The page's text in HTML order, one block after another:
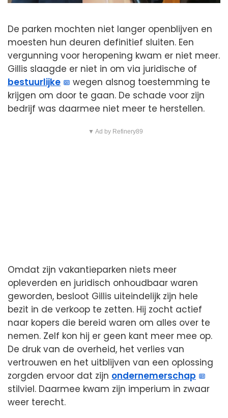
De parken mochten niet langer openblijven en
moesten hun deuren definitief sluiten. Een
vergunning voor heropening kwam er niet meer.
Gillis slaagde er niet in om via juridische of
bestuurlijke
wegen alsnog toestemming te
krijgen om door te gaan. De schade voor zijn
bedrijf was daarmee niet meer te herstellen.
▼ Ad by Refinery89
Omdat zijn vakantieparken niets meer
opleverden en juridisch onhoudbaar waren
geworden, besloot Gillis uiteindelijk zijn hele
bezit in de verkoop te zetten. Hij zocht actief
naar kopers die bereid waren om alles over te
nemen. Zelf kon hij er geen kant meer mee op.
De druk van de overheid, het verlies van
vertrouwen en het uitblijven van een oplossing
zorgden ervoor dat zijn ondernemerschap
stilviel. Daarmee kwam zijn imperium in zwaar
weer terecht.